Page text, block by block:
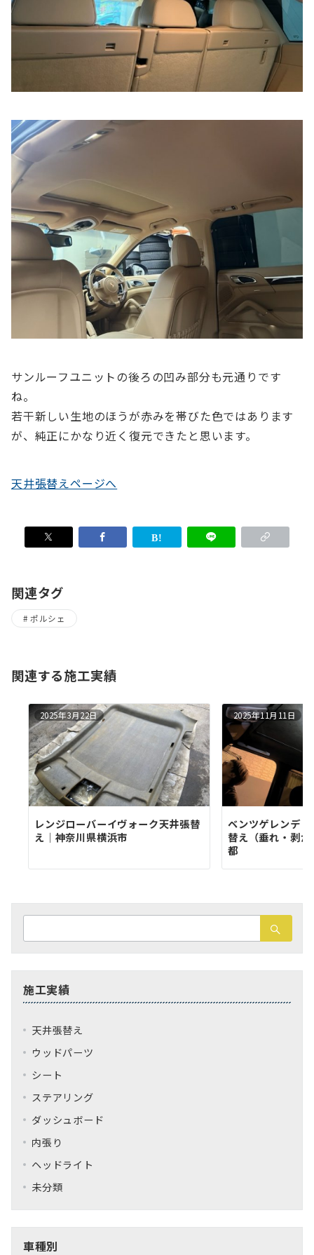
サンルーフユニットの後ろの凹み部分も元通りです
ね。
若干新しい生地のほうが赤みを帯びた色ではあります
が、純正にかなり近く復元できたと思います。
天井張替えページへ
関連タグ
ポルシェ
関連する施工実績
2025年3月22日
レンジローバーイヴォーク天井張替
え│神奈川県横浜市
2025年11月11日
ベンツゲレンデ
替え（垂れ・剥
都
索：
施工実績
天井張替え
ウッドパーツ
シート
ステアリング
ダッシュボード
内張り
ヘッドライト
未分類
車種別